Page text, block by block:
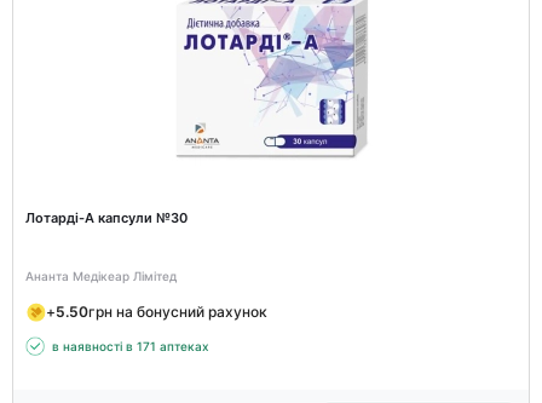
Лотарді-А капсули №30
Ананта Медікеар Лімітед
+5.50грн на бонусний рахунок
в наявності в 171 аптеках